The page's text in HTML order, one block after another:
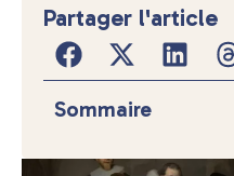
Partager l'article
Sommaire